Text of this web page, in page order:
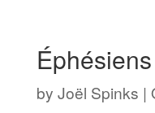
by Joël Spinks |